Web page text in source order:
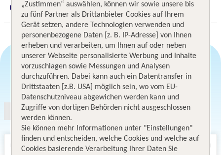
Digitaler und telefonischer 24/7 TUI Service
Angebotsauswahl
„Zustimmen“ auswählen, können wir sowie unsere bis
zu fünf Partner als Drittanbieter Cookies auf Ihrem
Gerät setzen, andere Technologien verwenden und
personenbezogene Daten [z. B. IP-Adresse] von Ihnen
erheben und verarbeiten, um Ihnen auf oder neben
unserer Webseite personalisierte Werbung und Inhalte
vorzuschlagen sowie Messungen und Analysen
durchzuführen. Dabei kann auch ein Datentransfer in
Drittstaaten [z.B. USA] möglich sein, wo vom EU-
Datenschutzniveau abgewichen werden kann und
Zugriffe von dortigen Behörden nicht ausgeschlossen
werden können.
Sie können mehr Informationen unter "Einstellungen"
finden und entscheiden, welche Cookies und welche auf
Cookies basierende Verarbeitung Ihrer Daten Sie